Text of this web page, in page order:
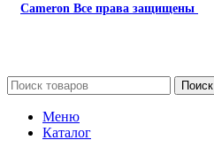
Cameron Все права защищены
Поиск
Меню
Каталог